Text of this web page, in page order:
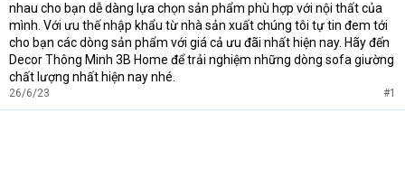
nhau cho bạn dễ dàng lựa chọn sản phẩm phù hợp với nội thất của
mình. Với ưu thế nhập khẩu từ nhà sản xuất chúng tôi tự tin đem tới
cho bạn các dòng sản phẩm với giá cả ưu đãi nhất hiện nay. Hãy đến
Decor Thông Minh 3B Home để trải nghiệm những dòng sofa giường
chất lượng nhất hiện nay nhé.
26/6/23 #1